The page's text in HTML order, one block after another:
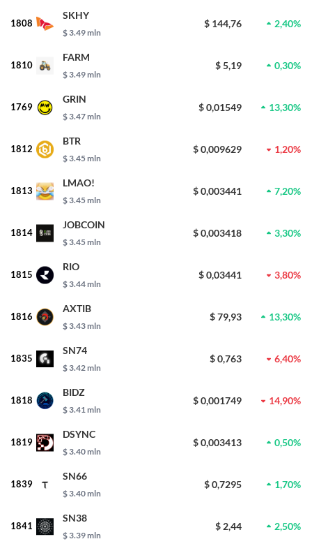
1808
SKHY
$ 3.49 mln
$ 144,76 2,40%
1810
FARM
$ 3.49 mln
$ 5,19 0,30%
1769
GRIN
$ 3.47 mln
$ 0,01549 13,30%
1812
BTR
$ 3.45 mln
$ 0,009629 1,20%
1813
LMAO!
$ 3.45 mln
$ 0,003441 7,20%
1814
JOBCOIN
$ 3.45 mln
$ 0,003418 3,30%
1815
RIO
$ 3.44 mln
$ 0,03441 3,80%
1816
AXTIB
$ 3.43 mln
$ 79,93 13,30%
1835
SN74
$ 3.42 mln
$ 0,763 6,40%
1818
BIDZ
$ 3.41 mln
$ 0,001749 14,90%
1819
DSYNC
$ 3.40 mln
$ 0,003413 0,50%
1839
SN66
$ 3.40 mln
$ 0,7295 1,70%
1841
SN38
$ 3.39 mln
$ 2,44 2,50%